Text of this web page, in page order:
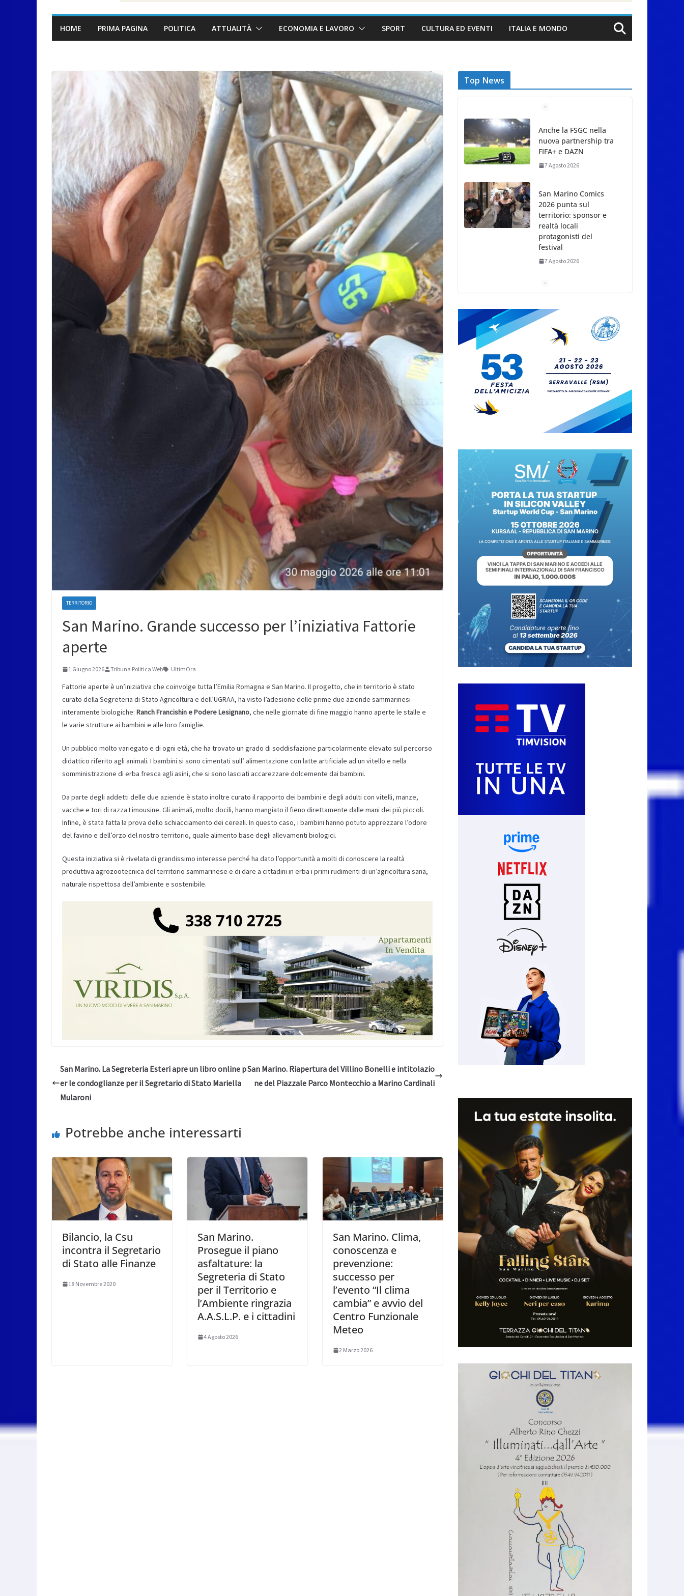
HOME PRIMA PAGINA POLITICA ATTUALITÀ ECONOMIA E LAVORO SPORT CULTURA ED EVENTI ITALIA E MONDO
TERRITORIO
San Marino. Grande successo per l’iniziativa Fattorie
aperte
1 Giugno 2026 Tribuna Politica Web UltimOra
Fattorie aperte è un’iniziativa che coinvolge tutta l’Emilia Romagna e San Marino. Il progetto, che in territorio è stato
curato della Segreteria di Stato Agricoltura e dell’UGRAA, ha visto l’adesione delle prime due aziende sammarinesi
interamente biologiche: Ranch Francishin e Podere Lesignano, che nelle giornate di fine maggio hanno aperte le stalle e
le varie strutture ai bambini e alle loro famiglie.
Un pubblico molto variegato e di ogni età, che ha trovato un grado di soddisfazione particolarmente elevato sul percorso
didattico riferito agli animali. I bambini si sono cimentati sull’ alimentazione con latte artificiale ad un vitello e nella
somministrazione di erba fresca agli asini, che si sono lasciati accarezzare dolcemente dai bambini.
Da parte degli addetti delle due aziende è stato inoltre curato il rapporto dei bambini e degli adulti con vitelli, manze,
vacche e tori di razza Limousine. Gli animali, molto docili, hanno mangiato il fieno direttamente dalle mani dei più piccoli.
Infine, è stata fatta la prova dello schiacciamento dei cereali. In questo caso, i bambini hanno potuto apprezzare l’odore
del favino e dell’orzo del nostro territorio, quale alimento base degli allevamenti biologici.
Questa iniziativa si è rivelata di grandissimo interesse perché ha dato l’opportunità a molti di conoscere la realtà
produttiva agrozootecnica del territorio sammarinese e di dare a cittadini in erba i primi rudimenti di un’agricoltura sana,
naturale rispettosa dell’ambiente e sostenibile.
San Marino. La Segreteria Esteri apre un libro online p
er le condoglianze per il Segretario di Stato Mariella
Mularoni
San Marino. Riapertura del Villino Bonelli e intitolazio
ne del Piazzale Parco Montecchio a Marino Cardinali
Potrebbe anche interessarti
Bilancio, la Csu
incontra il Segretario
di Stato alle Finanze
18 Novembre 2020
San Marino.
Prosegue il piano
asfaltature: la
Segreteria di Stato
per il Territorio e
l’Ambiente ringrazia
A.A.S.L.P. e i cittadini
4 Agosto 2026
San Marino. Clima,
conoscenza e
prevenzione:
successo per
l’evento “Il clima
cambia” e avvio del
Centro Funzionale
Meteo
2 Marzo 2026
Top News
Anche la FSGC nella
nuova partnership tra
FIFA+ e DAZN
7 Agosto 2026
San Marino Comics
2026 punta sul
territorio: sponsor e
realtà locali
protagonisti del
festival
7 Agosto 2026
verso l’ora del
tramonto. I luoghi del
territorio dove si potrà
ammirare
7 Agosto 2026
San Marino, stop agli
abbruciamenti di
residui agricoli e
vegetali fino al 15
settembre. Previste
Caccuri celebra
Roberto Sergio:
cittadinanza onoraria,
chiavi della città e
premio alla carriera
7 Agosto 2026